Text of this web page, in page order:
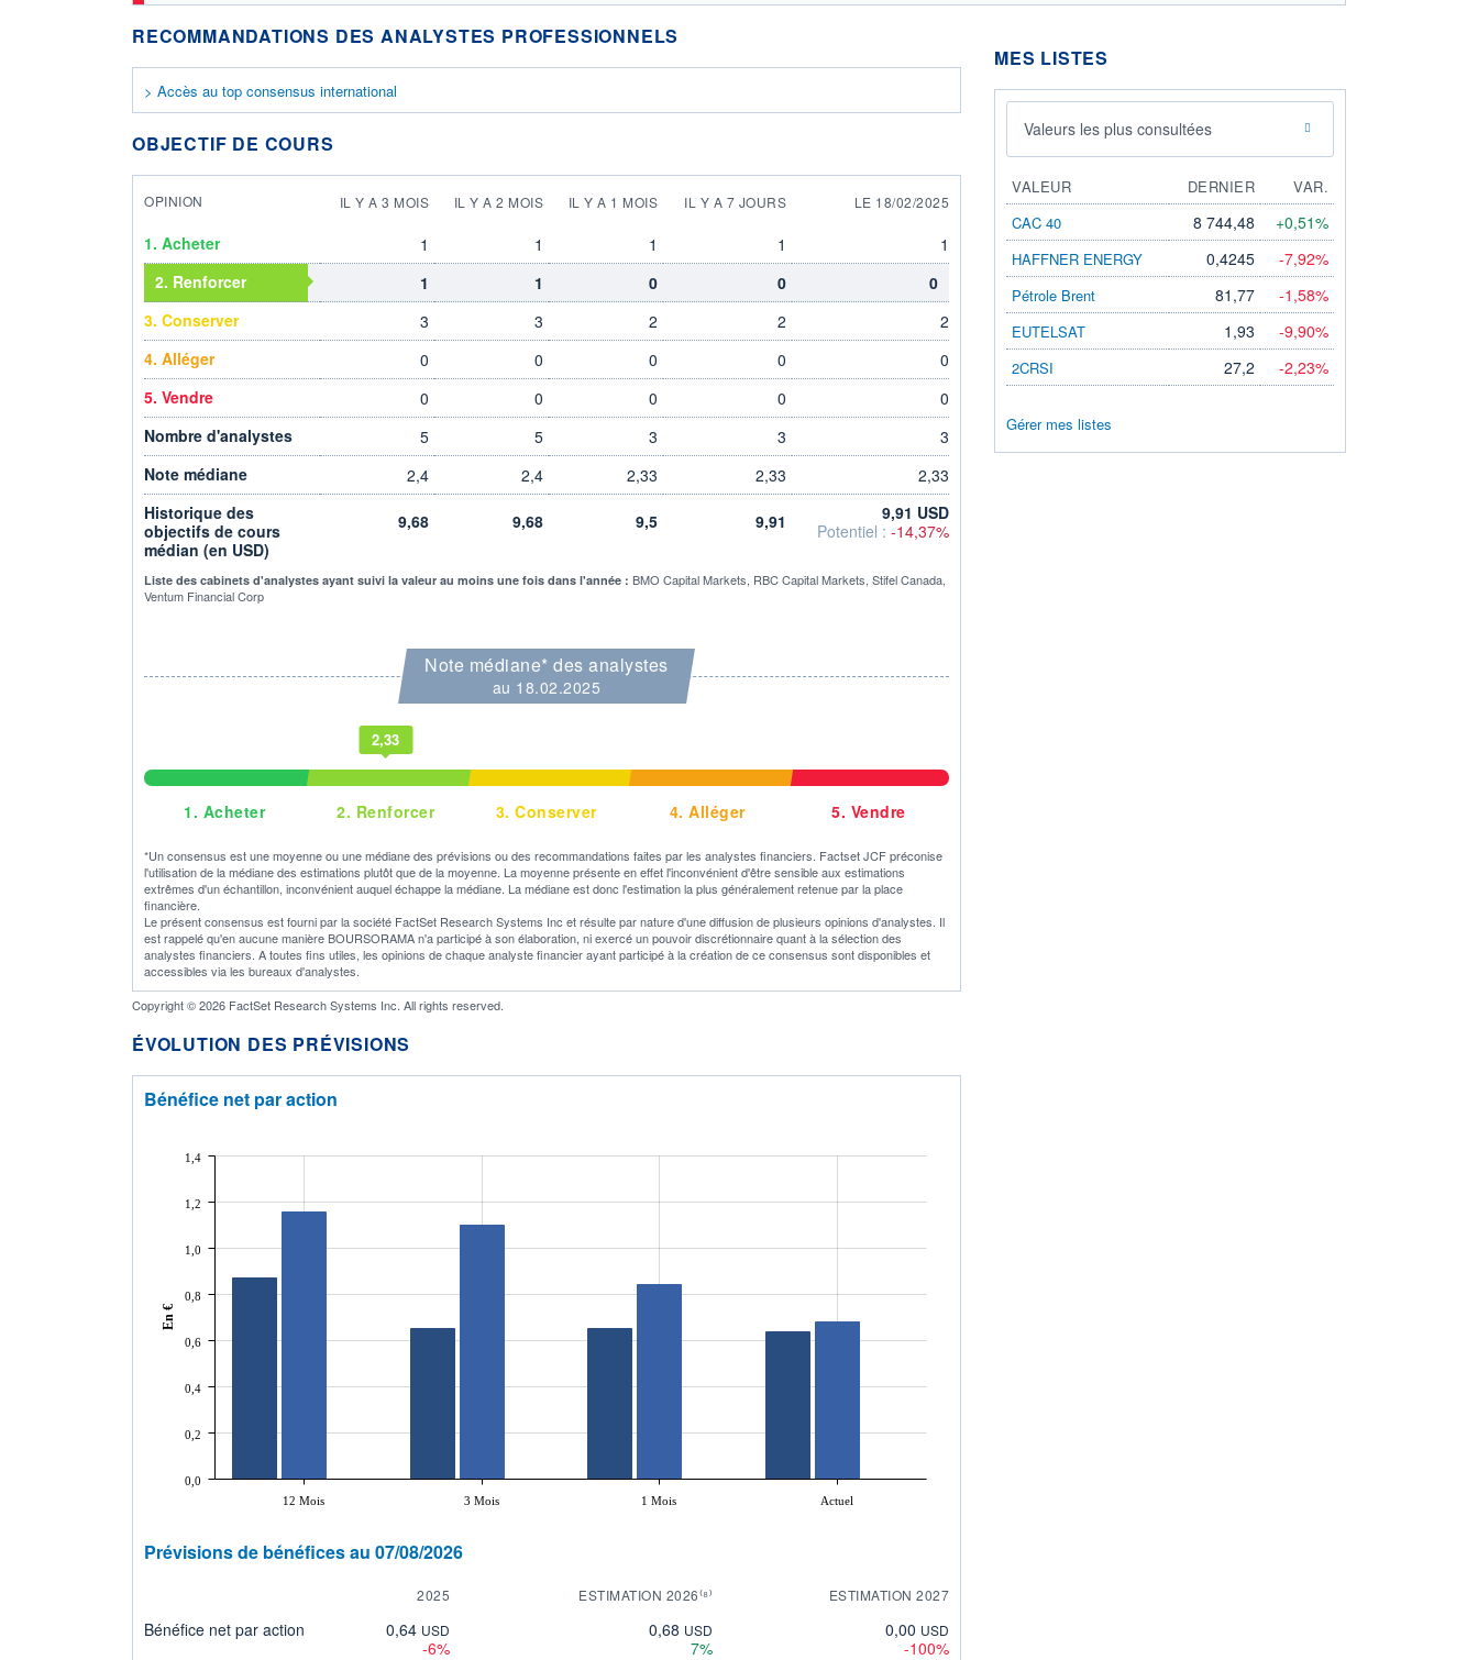
RECOMMANDATIONS DES ANALYSTES PROFESSIONNELS
> Accès au top consensus international
OBJECTIF DE COURS
OPINION IL Y A 3 MOIS IL Y A 2 MOIS IL Y A 1 MOIS IL Y A 7 JOURS LE 18/02/2025
1. Acheter 1 1 1 1
1
2. Renforcer
1 1 0 0
0
3. Conserver
3 3 2 2
2
4. Alléger
0 0 0 0
0
5. Vendre
0 0 0 0
0
Nombre d'analystes
5 5 3 3
3
Note médiane
2,4 2,4 2,33 2,33
2,33
Historique des
objectifs de cours
médian (en USD)
9,68 9,68 9,5 9,91
9,91 USD
Potentiel : -14,37%
Liste des cabinets d'analystes ayant suivi la valeur au moins une fois dans l'année : BMO Capital Markets, RBC Capital Markets, Stifel Canada,
Ventum Financial Corp
Note médiane* des analystes
au 18.02.2025
1. Acheter
2,33
2. Renforcer 3. Conserver 4. Alléger 5. Vendre
*Un consensus est une moyenne ou une médiane des prévisions ou des recommandations faites par les analystes financiers. Factset JCF préconise
l'utilisation de la médiane des estimations plutôt que de la moyenne. La moyenne présente en effet l'inconvénient d'être sensible aux estimations
extrêmes d'un échantillon, inconvénient auquel échappe la médiane. La médiane est donc l'estimation la plus généralement retenue par la place
financière.
Le présent consensus est fourni par la société FactSet Research Systems Inc et résulte par nature d'une diffusion de plusieurs opinions d'analystes. Il
est rappelé qu'en aucune manière BOURSORAMA n'a participé à son élaboration, ni exercé un pouvoir discrétionnaire quant à la sélection des
analystes financiers. A toutes fins utiles, les opinions de chaque analyste financier ayant participé à la création de ce consensus sont disponibles et
accessibles via les bureaux d'analystes.
Copyright © 2026 FactSet Research Systems Inc. All rights reserved.
ÉVOLUTION DES PRÉVISIONS
Bénéfice net par action
12 Mois 3 Mois 1 Mois Actuel
0,0
0,2
0,4
0,6
0,8
1,0
1,2
1,4
En €
Prévisions de bénéfices au 07/08/2026
2025 ESTIMATION 2026⁽⁸⁾ ESTIMATION 2027
Bénéfice net par action 0,64 USD
-6%
0,68 USD
7%
0,00 USD
-100%
MES LISTES
Valeurs les plus consultées
VALEUR DERNIER
VAR.
CAC 40
8 744,48 +0,51%
HAFFNER ENERGY 0,4245 -7,92%
Pétrole Brent 81,77 -1,58%
EUTELSAT 1,93 -9,90%
2CRSI 27,2 -2,23%
Gérer mes listes